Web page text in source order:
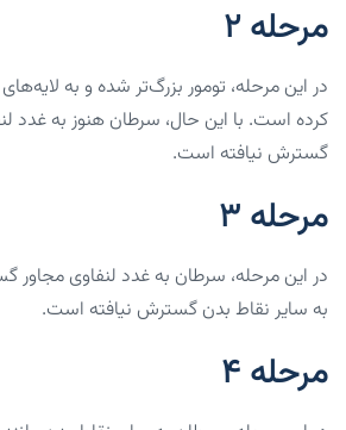
مرحله ۲
در این مرحله، تومور بزرگ‌تر شده و به
کرده است. با این حال، سرطان هنوز به غدد
گسترش نیافته است.
مرحله ۳
در این مرحله، سرطان به غدد لنفاوی مجاور
به سایر نقاط بدن گسترش نیافته است.
مرحله ۴